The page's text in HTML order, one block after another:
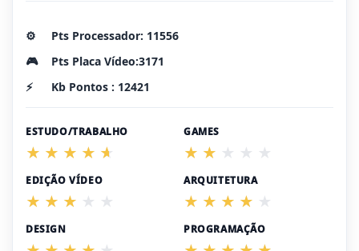
⚙️
Pts Processador: 11556
🎮
Pts Placa Vídeo:3171
⚡
Kb Pontos : 12421
ESTUDO/TRABALHO GAMES
EDIÇÃO VÍDEO ARQUITETURA
DESIGN PROGRAMAÇÃO